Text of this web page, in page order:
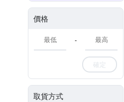
價格
-
確定
取貨方式